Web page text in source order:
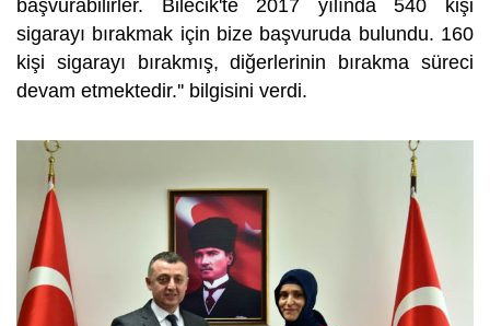
başvurabilirler. Bilecik'te 2017 yılında 540 kişi
sigarayı bırakmak için bize başvuruda bulundu. 160
kişi sigarayı bırakmış, diğerlerinin bırakma süreci
devam etmektedir.'' bilgisini verdi.